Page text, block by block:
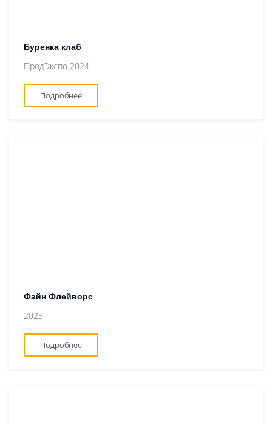
Буренка клаб
ПродЭкспо 2024
Подробнее
Файн Флейворс
2023
Подробнее